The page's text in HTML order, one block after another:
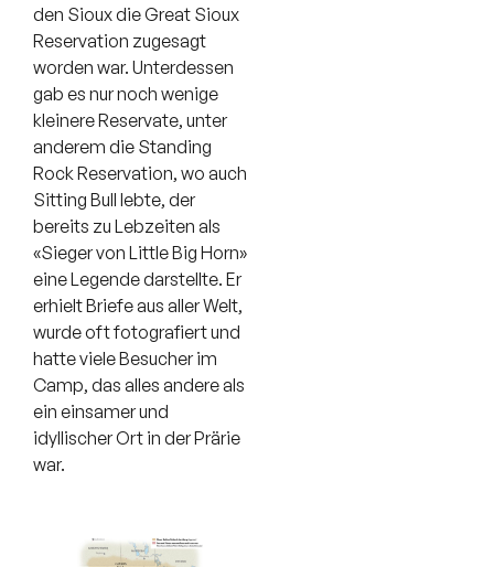
den Sioux die Great Sioux
Reservation zugesagt
worden war. Unterdessen
gab es nur noch wenige
kleinere Reservate, unter
anderem die Standing
Rock Reservation, wo auch
Sitting Bull lebte, der
bereits zu Lebzeiten als
«Sieger von Little Big Horn»
eine Legende darstellte. Er
erhielt Briefe aus aller Welt,
wurde oft fotografiert und
hatte viele Besucher im
Camp, das alles andere als
ein einsamer und
idyllischer Ort in der Prärie
war.